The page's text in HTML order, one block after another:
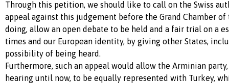
Through this petition, we should like to call on the Swiss
appeal against this judgement before the Grand Chamber of
doing, allow an open debate to be held and a fair trial on a
times and our European identity, by giving other States,
possibility of being heard.
Furthermore, such an appeal would allow the Arminian
hearing until now, to be equally represented with Turkey,